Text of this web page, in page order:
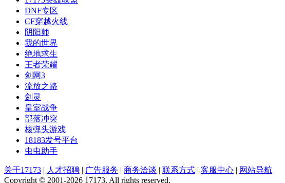
DNF专区
CF穿越火线
阴阳师
我的世界
绝地求生
王者荣耀
剑网3
流放之路
剑灵
皇室战争
部落冲突
核弹头游戏
18183发号平台
虫虫助手
关于17173 | 人才招聘 | 广告服务 | 商务洽谈 | 联系方式 | 客服中心 | 网站导航
Copyright © 2001-2026 17173. All rights reserved.